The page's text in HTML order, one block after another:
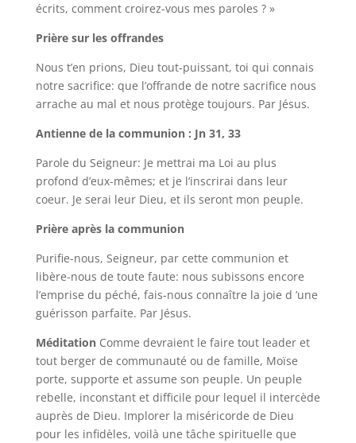
écrits, comment croirez-vous mes paroles ? »
Prière sur les offrandes
Nous t’en prions, Dieu tout-puissant, toi qui connais
notre sacrifice: que l’offrande de notre sacrifice nous
arrache au mal et nous protège toujours. Par Jésus.
Antienne de la communion : Jn 31, 33
Parole du Seigneur: Je mettrai ma Loi au plus
profond d’eux-mêmes; et je l’inscrirai dans leur
coeur. Je serai leur Dieu, et ils seront mon peuple.
Prière après la communion
Purifie-nous, Seigneur, par cette communion et
libère-nous de toute faute: nous subissons encore
l’emprise du péché, fais-nous connaître la joie d ’une
guérisson parfaite. Par Jésus.
MéditationComme devraient le faire tout leader et
tout berger de communauté ou de famille, Moïse
porte, supporte et assume son peuple. Un peuple
rebelle, inconstant et difficile pour lequel il intercède
auprès de Dieu. Implorer la miséricorde de Dieu
pour les infidèles, voilà une tâche spirituelle que